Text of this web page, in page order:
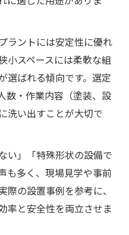
ラントには安定性に優れ
小スペースには柔軟な組
選ばれる傾向です。選定
数・作業内容（塗装、設
洗い出すことが大切で
い」「特殊形状の設備で
も多く、現場見学や事前
の設置事例を参考に、
率と安全性を両立させま